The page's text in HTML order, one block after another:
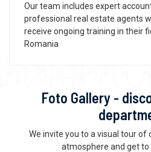
Our team includes expert
professional real estate agents
receive ongoing training in their
Romania
Foto Gallery -
We invite you to a visual tour of
atmosphere and get to